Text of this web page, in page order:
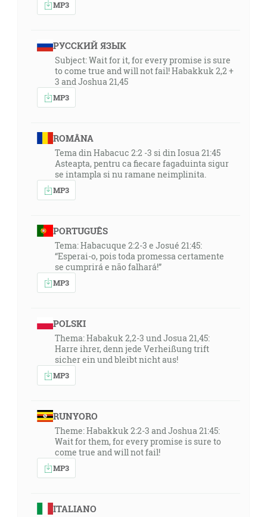
MP3
РУССКИЙ ЯЗЫК
Subject: Wait for it, for every promise is sure
to come true and will not fail! Habakkuk 2,2 +
3 and Joshua 21,45
MP3
ROMÂNA
Tema din Habacuc 2:2 -3 si din Iosua 21:45
Asteapta, pentru ca fiecare fagaduinta sigur
se intampla si nu ramane neimplinita.
MP3
PORTUGUÊS
Tema: Habacuque 2:2-3 e Josué 21:45:
“Esperai-o, pois toda promessa certamente
se cumprirá e não falhará!”
MP3
POLSKI
Thema: Habakuk 2,2-3 und Josua 21,45:
Harre ihrer, denn jede Verheißung trift
sicher ein und bleibt nicht aus!
MP3
RUNYORO
Theme: Habakkuk 2:2-3 and Joshua 21:45:
Wait for them, for every promise is sure to
come true and will not fail!
MP3
ITALIANO